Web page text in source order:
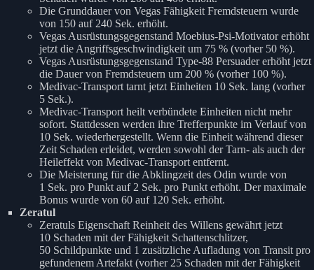
Die Grunddauer von Vegas Fähigkeit Fremdsteuern wurde
von 150 auf 240 Sek. erhöht.
Vegas Ausrüstungsgegenstand Moebius-Psi-Motivator erhöht
jetzt die Angriffsgeschwindigkeit um 75 % (vorher 50 %).
Vegas Ausrüstungsgegenstand Type-88 Persuader erhöht jetzt
die Dauer von Fremdsteuern um 200 % (vorher 100 %).
Medivac-Transport tarnt jetzt Einheiten 10 Sek. lang (vorher
5 Sek.).
Medivac-Transport heilt verbündete Einheiten nicht mehr
sofort. Stattdessen werden ihre Trefferpunkte im Verlauf von
10 Sek. wiederhergestellt. Wenn die Einheit während dieser
Zeit Schaden erleidet, werden sowohl der Tarn- als auch der
Heileffekt von Medivac-Transport entfernt.
Die Meisterung für die Abklingzeit des Odin wurde von
1 Sek. pro Punkt auf 2 Sek. pro Punkt erhöht. Der maximale
Bonus wurde von 60 auf 120 Sek. erhöht.
Zeratul
Zeratuls Eigenschaft Reinheit des Willens gewährt jetzt
10 Schaden mit der Fähigkeit Schattenschlitzer,
50 Schildpunkte und 1 zusätzliche Aufladung von Transit pro
gefundenem Artefakt (vorher 25 Schaden mit der Fähigkeit